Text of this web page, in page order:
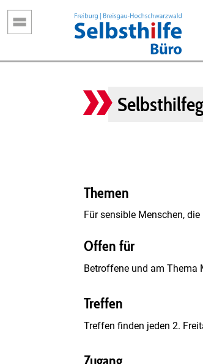
Direkt
zum
Inhalt
Themen
Für sensible Menschen,
Offen für
Betroffene und am Thema
Treffen
Treffen finden jeden 2.